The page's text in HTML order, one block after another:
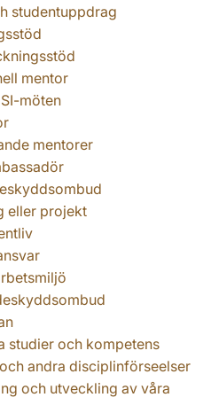
studentuppdrag
mentor
möten
mentorer
eller projekt
studier och kompetens
andra disciplinförseelser
och utveckling av våra